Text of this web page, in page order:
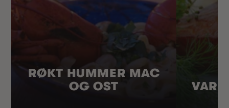
RØKT HUMMER MAC
OG OST